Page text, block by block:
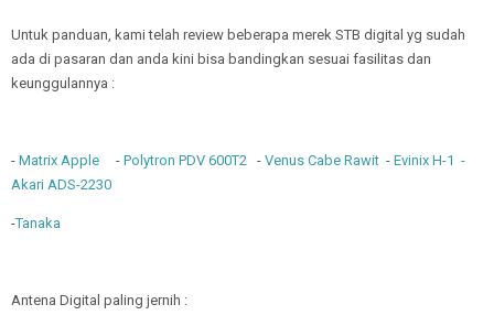
Untuk panduan, kami telah review beberapa merek STB digital yg sudah
ada di pasaran dan anda kini bisa bandingkan sesuai fasilitas dan
keunggulannya :
- Matrix Apple - Polytron PDV 600T2 - Venus Cabe Rawit - Evinix H-1 -
Akari ADS-2230
-Tanaka
Antena Digital paling jernih :